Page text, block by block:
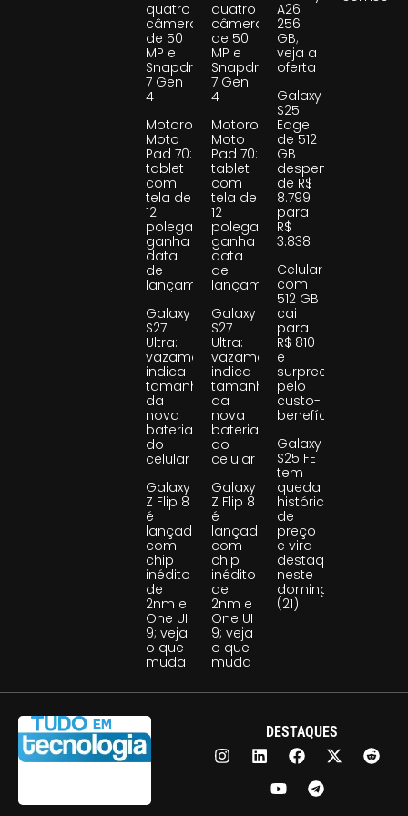
quatro
câmeras
de 50
MP e
Snapdragon
7 Gen
4
Motorola
Moto
Pad 70:
tablet
com
tela de
12
polegadas
ganha
data
de
lançamento
Galaxy
S27
Ultra:
vazamento
indica
tamanho
da
nova
bateria
do
celular
Galaxy
Z Flip 8
é
lançado
com
chip
inédito
de
2nm e
One UI
9; veja
o que
muda
quatro
câmeras
de 50
MP e
Snapdragon
7 Gen
4
Motorola
Moto
Pad 70:
tablet
com
tela de
12
polegadas
ganha
data
de
lançamento
Galaxy
S27
Ultra:
vazamento
indica
tamanho
da
nova
bateria
do
celular
Galaxy
Z Flip 8
é
lançado
com
chip
inédito
de
2nm e
One UI
9; veja
o que
muda
A26
256
GB;
veja a
oferta
Galaxy
S25
Edge
de 512
GB
despenca
de R$
8.799
para
R$
3.838
Celular
com
512 GB
cai
para
R$ 810
e
surpreende
pelo
custo-
benefício
Galaxy
S25 FE
tem
queda
histórica
de
preço
e vira
destaque
neste
domingo
(21)
DESTAQUES